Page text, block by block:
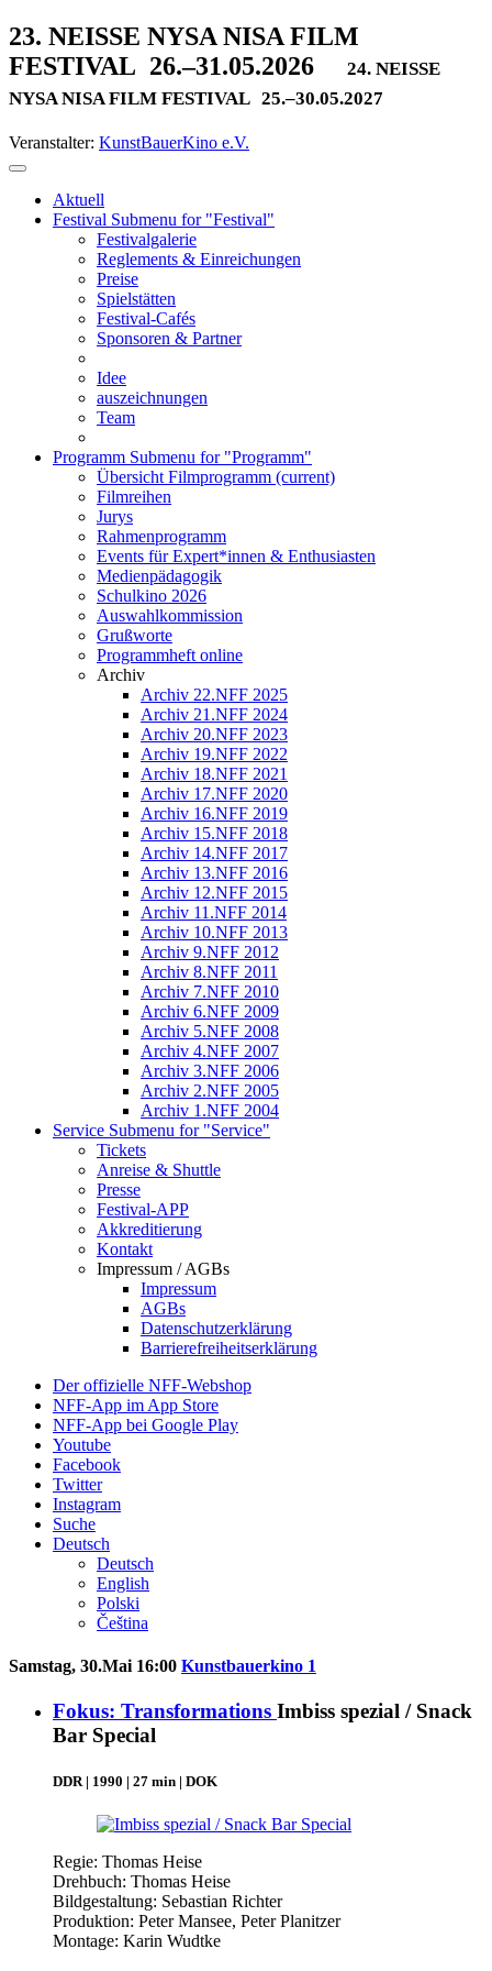
23. NEISSE NYSA NISA FILM
FESTIVAL 26.–31.05.2026
24. NEISSE
NYSA NISA FILM FESTIVAL 25.–30.05.2027
Veranstalter: KunstBauerKino e.V.
Aktuell
Festival Submenu for "Festival"
Festivalgalerie
Reglements & Einreichungen
Preise
Spielstätten
Festival-Cafés
Sponsoren & Partner
Idee
auszeichnungen
Team
Programm Submenu for "Programm"
Übersicht Filmprogramm (current)
Filmreihen
Jurys
Rahmenprogramm
Events für Expert*innen & Enthusiasten
Medienpädagogik
Schulkino 2026
Auswahlkommission
Grußworte
Programmheft online
Archiv
Archiv 22.NFF 2025
Archiv 21.NFF 2024
Archiv 20.NFF 2023
Archiv 19.NFF 2022
Archiv 18.NFF 2021
Archiv 17.NFF 2020
Archiv 16.NFF 2019
Archiv 15.NFF 2018
Archiv 14.NFF 2017
Archiv 13.NFF 2016
Archiv 12.NFF 2015
Archiv 11.NFF 2014
Archiv 10.NFF 2013
Archiv 9.NFF 2012
Archiv 8.NFF 2011
Archiv 7.NFF 2010
Archiv 6.NFF 2009
Archiv 5.NFF 2008
Archiv 4.NFF 2007
Archiv 3.NFF 2006
Archiv 2.NFF 2005
Archiv 1.NFF 2004
Service Submenu for "Service"
Tickets
Anreise & Shuttle
Presse
Festival-APP
Akkreditierung
Kontakt
Impressum / AGBs
Impressum
AGBs
Datenschutzerklärung
Barrierefreiheitserklärung
Der offizielle NFF-Webshop
NFF-App im App Store
NFF-App bei Google Play
Youtube
Facebook
Twitter
Instagram
Suche
Deutsch
Deutsch
English
Polski
Čeština
Samstag, 30.Mai 16:00 Kunstbauerkino 1
Fokus: Transformations Imbiss spezial / Snack
Bar Special
DDR | 1990 | 27 min | DOK
Regie: Thomas Heise
Drehbuch: Thomas Heise
Bildgestaltung: Sebastian Richter
Produktion: Peter Mansee, Peter Planitzer
Montage: Karin Wudtke